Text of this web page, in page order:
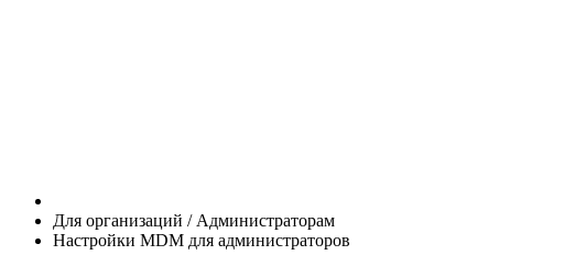
Для организаций / Администраторам
Настройки MDM для администраторов